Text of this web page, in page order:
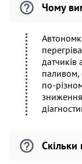
Чому
датчиків
паливом,
по-
Скільки